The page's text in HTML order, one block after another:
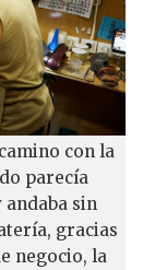
con la
parecía
andaba sin
gracias
negocio, la